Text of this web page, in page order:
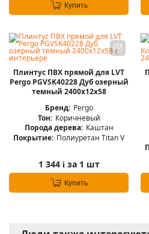
Купить
Плинтус ПВХ прямой для LVT
Pergo PGVSK40228 Дуб озерный
темный 2400х12х58
Бренд: Pergo
Тон: Коричневый
Порода дерева: Каштан
Покрытие: Полиуретан Titan V
1 344 iза 1 шт
Купить